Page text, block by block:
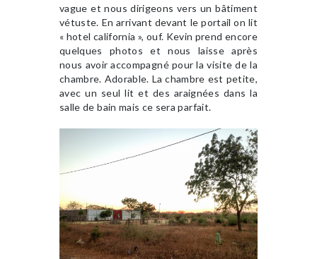
vague et nous dirigeons vers un bâtiment
vétuste. En arrivant devant le portail on lit
« hotel california », ouf. Kevin prend encore
quelques photos et nous laisse après
nous avoir accompagné pour la visite de la
chambre. Adorable. La chambre est petite,
avec un seul lit et des araignées dans la
salle de bain mais ce sera parfait.